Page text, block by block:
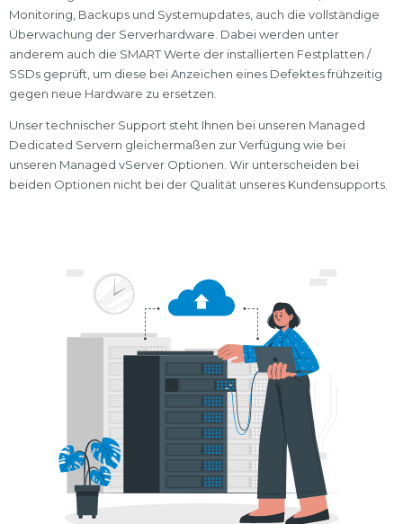
Monitoring, Backups und Systemupdates, auch die vollständige
Überwachung der Serverhardware. Dabei werden unter
anderem auch die SMART Werte der installierten Festplatten /
SSDs geprüft, um diese bei Anzeichen eines Defektes frühzeitig
gegen neue Hardware zu ersetzen.
Unser technischer Support steht Ihnen bei unseren Managed
Dedicated Servern gleichermaßen zur Verfügung wie bei
unseren Managed vServer Optionen. Wir unterscheiden bei
beiden Optionen nicht bei der Qualität unseres Kundensupports.